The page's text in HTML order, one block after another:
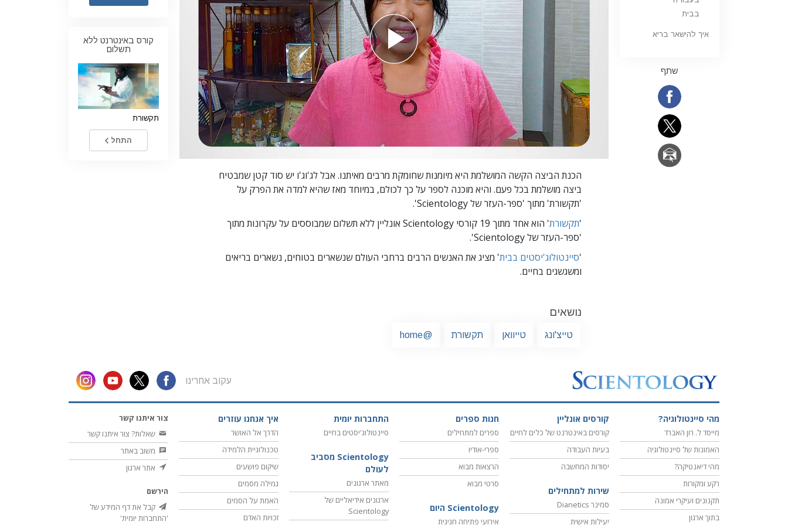
ילדים
כלים למקום העבודה
אתיקה ומצבי הפעולה
הגורם לדיכוי
חקירות
יסודות ההתארגנות
היסודות של יחסי ציבור
הכנת הביצה הקשה המושלמת היא מיומנות שחומקת מרבים מאיתנו. אבל לג'וג'ו יש סוד קטן שמבטיח
ביצה מושלמת בכל פעם. והיא מוכנה לספר על כך לכולם, במיוחד מאז שהיא למדה את הפרק על
'תקשורת' מתוך 'ספר-העזר של Scientology'.
'תקשורת'
הוא אחד מתוך 19 קורסי Scientology אונליין ללא תשלום שמבוססים על עקרונות מתוך
'ספר-העזר של Scientology'.
'סיינטולוג'יסטים בבית' מציג את האנשים הרבים ברחבי העולם שנשארים בטוחים, נשארים בריאים
ומשגשגים בחיים.
נושאים
טייצ'ונג טייוואן תקשורת @home
בבית
איך להישאר בריא
שתף
קורס באינטרנט ללא
תשלום
תקשורת
התחל
עקוב אחרינו
מהי סיינטולוגיה?
מייסד ל. רון האברד
האמונות של סיינטולוגיה
מהי דיאנטיקה?
רקע ומקורות
תקנונים ועיקרי אמונה
בתוך ארגון
קורסים אונליין
קורסים באינטרנט של כלים לחיים
בעיות העבודה
יסודות המחשבה
שירות למתחילים
סמינר Dianetics
יעילות אישית
חנות ספרים
ספרים למתחילים
ספרי-אודיו
הרצאות מבוא
סרטי מבוא
Scientology היום
אירועי פתיחה חגיגית
התחברות יומית
סיינטולוג'יסטים בחיים
Scientology מסביב
לעולם
מאתר ארגונים
ארגונים אידיאליים של
Scientology
איך אנחנו עוזרים
הדרך אל האושר
טכנולוגיית הלמידה
שיקום פושעים
גמילה מסמים
האמת על הסמים
זכויות האדם
צור איתנו קשר
שאלות? צור איתנו קשר
משוב באתר
אתר ארגון
הירשם
קבל את דף המידע של
'התחברות יומית'